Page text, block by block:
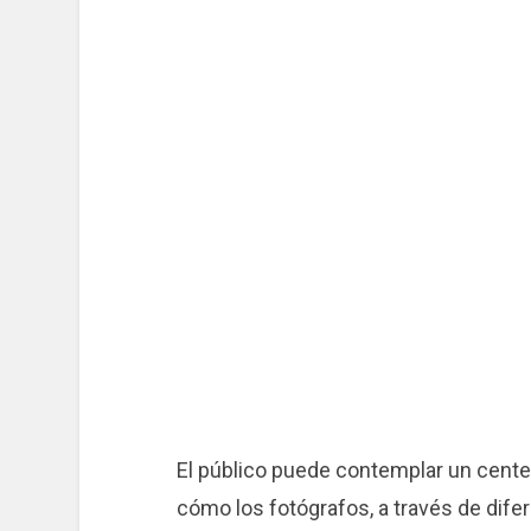
El público puede contemplar un
cómo los fotógrafos, a través de